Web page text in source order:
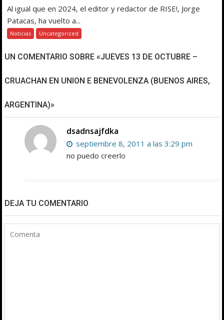
Al igual que en 2024, el editor y redactor de RISE!, Jorge
Patacas, ha vuelto a...
Noticias Uncategorized
UN COMENTARIO SOBRE «JUEVES 13 DE OCTUBRE –
CRUACHAN EN UNION E BENEVOLENZA (BUENOS AIRES,
ARGENTINA)»
dsadnsajfdka
septiembre 8, 2011 a las 3:29 pm
no puedo creerlo
DEJA TU COMENTARIO